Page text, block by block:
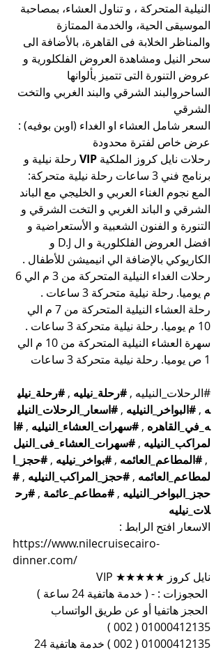
النيلية المتحركة ، و تناول العشاء، بمصاحبة
الموسيقى الحية، والخدمة الممتازة
والمناظر الخلابة فى القاهرة، بالأضافة الى
سحر النيل ومشاهدة العروض الفلكلورية و
عروض التنورة التى تتميز بألوانها
الساحروالبند الشرقي والبند الغربي والتخت
الشرقي
السعر شامل العشاء او الغداء (اوبن بوفيه) :
عرض خاص لفترة محدودة
رحلات نايل كروز الملكية VIP رحلة نيلية و
برنامج فني 3 ساعات رحلة نيلية متحركة:
المع نجوم الغناء العربي و الخليجي مع الباند
الشرقي و الباند الغربي و التخت الشرقي و
التنورة و الفنون الشعبية و الأستعراضية و
افضل العروض الفلكلورية و ال D.J و
الكاريوكي بالإضافة الي انيميشن للأطفال .
م يوميا. رحلة نيلية متحركة 3 ساعات .
رحلة العشاء النيلية المتحركة من 7 م الي
10 م يوميا. رحلة نيلية متحركة 3 ساعات .
سهرة العشاء النيلية المتحركة من 10 م الي
1 ص يوميا. رحلة نيلية متحركة 3 ساعات
#الرحلات_النيليه , #رحلة_نيليه , #رحلة_نيلي
ه , #البواخر_النيليه , #اسعار_الرحلات_النيلي
ه_في_القاهره , #سهرات_العشاء_النيليه , #ا
لمراكب_النيليه , #سهرات_العشاء_فى_النيل
, #المطاعم_العائمه , #بواخر_نيليه , #حجز_ا
لمطاعم_العائمه , #حجز_المراكب_النيليه ,
#
حجز_البواخر_النيليه , #مطاعم_عائمة , #رح
لات_نيليه
الاسعار افتح الرابط :
https://www.nilecruisecairo-
dinner.com/
نايل كروز ★★★★★ VIP
الحجوزات : - ( خدمة هاتفية 24 ساعة )
الحجز هاتفيا أو عن طريق الواتساب
01000412135 ( 002 )